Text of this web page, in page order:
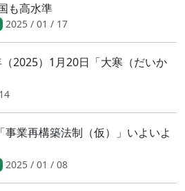
も高水準
2025 / 01 / 17
2025）1月20日「大寒（だいか
業再構築法制（仮）」いよいよ
2025 / 01 / 08